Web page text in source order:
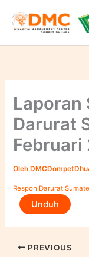
Laporan
Darurat
Februari
Oleh
Respon Darurat
Unduh
PREVIOUS